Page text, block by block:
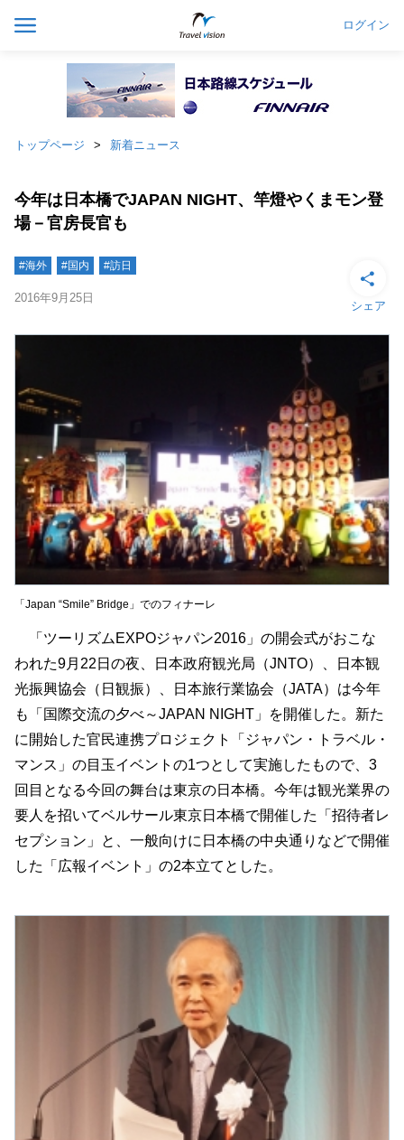
ログイン
トップページ 新着ニュース
今年は日本橋でJAPAN NIGHT、竿燈やくまモン登
場－官房長官も
#海外 #国内 #訪日
2016年9月25日
シェア
「Japan “Smile” Bridge」でのフィナーレ
「ツーリズムEXPOジャパン2016」の開会式がおこな
われた9月22日の夜、日本政府観光局（JNTO）、日本観
光振興協会（日観振）、日本旅行業協会（JATA）は今年
も「国際交流の夕べ～JAPAN NIGHT」を開催した。新た
に開始した官民連携プロジェクト「ジャパン・トラベル・
マンス」の目玉イベントの1つとして実施したもので、3
回目となる今回の舞台は東京の日本橋。今年は観光業界の
要人を招いてベルサール東京日本橋で開催した「招待者レ
セプション」と、一般向けに日本橋の中央通りなどで開催
した「広報イベント」の2本立てとした。